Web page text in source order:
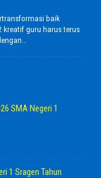
baik
kreatif guru harus terus
SMA Negeri 1
1 Sragen Tahun